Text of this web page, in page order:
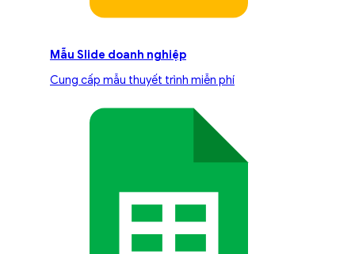
Mẫu Slide doanh nghiệp
Cung cấp mẫu thuyết trình miễn phí